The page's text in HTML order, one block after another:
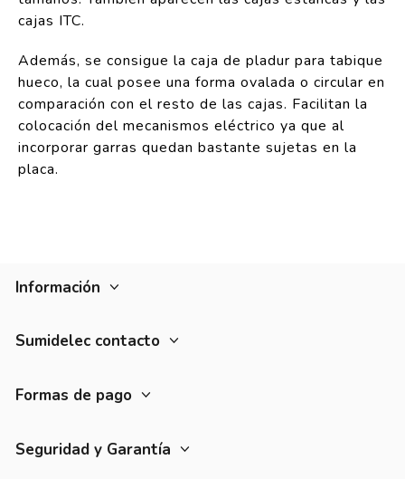
cajas ITC.
Además, se consigue la caja de pladur para tabique
hueco, la cual posee una forma ovalada o circular en
comparación con el resto de las cajas. Facilitan la
colocación del mecanismos eléctrico ya que al
incorporar garras quedan bastante sujetas en la
placa.
Información
Sumidelec contacto
Formas de pago
Seguridad y Garantía